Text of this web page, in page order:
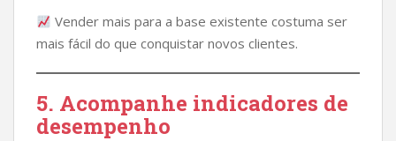
Vender mais para a base existente costuma ser
mais fácil do que conquistar novos clientes.
5. Acompanhe indicadores de
desempenho